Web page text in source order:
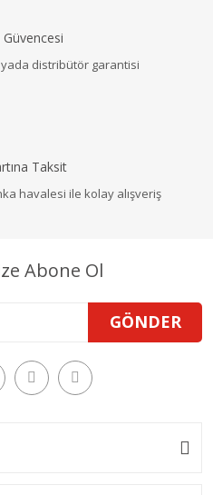
distribütör garantisi
Taksit
havalesi ile kolay alışveriş
Abone Ol
GÖNDER